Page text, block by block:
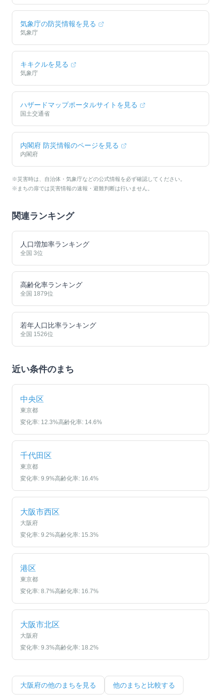
気象庁の防災情報を見る
気象庁
キキクルを見る
気象庁
ハザードマップポータルサイトを見る
国土交通省
内閣府 防災情報のページを見る
内閣府
※災害時は、自治体・気象庁などの公式情報を必ず確認してください。
※まちの扉では災害情報の速報・避難判断は行いません。
関連ランキング
人口増加率ランキング
全国 3位
高齢化率ランキング
全国 1879位
若年人口比率ランキング
全国 1526位
近い条件のまち
中央区
東京都
変化率: 12.3%高齢化率: 14.6%
千代田区
東京都
変化率: 9.9%高齢化率: 16.4%
大阪市西区
大阪府
変化率: 9.2%高齢化率: 15.3%
港区
東京都
変化率: 8.7%高齢化率: 16.7%
大阪市北区
大阪府
変化率: 9.3%高齢化率: 18.2%
大阪府の他のまちを見る 他のまちと比較する